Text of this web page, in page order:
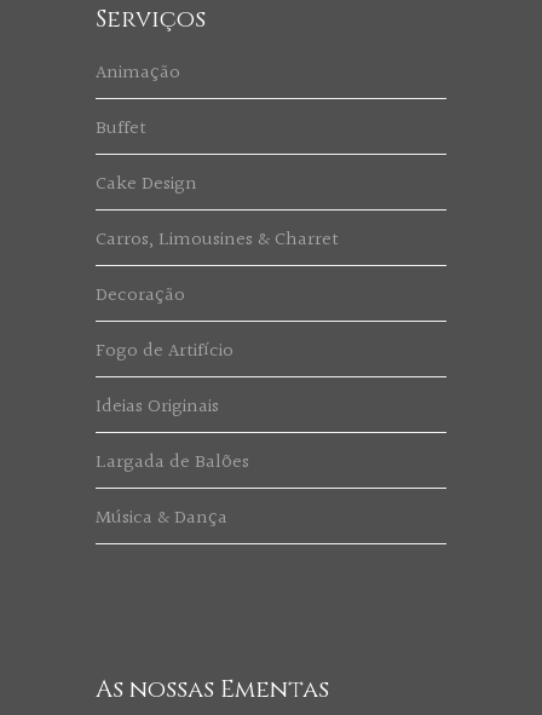
Serviços
Animação
Buffet
Cake Design
Carros, Limousines & Charret
Decoração
Fogo de Artifício
Ideias Originais
Largada de Balões
Música & Dança
As nossas Ementas